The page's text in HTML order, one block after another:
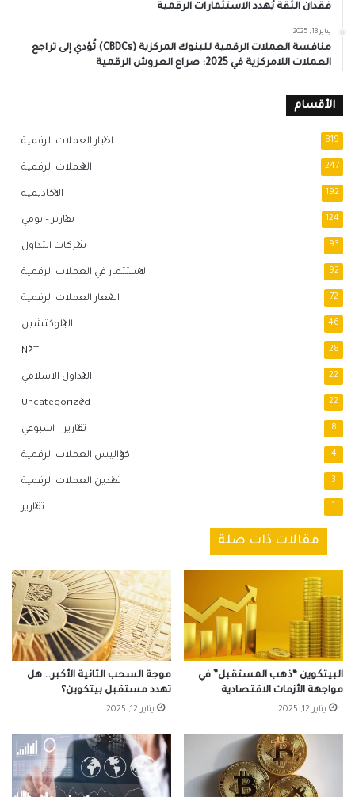
فقدان الثقة يُهدد الاستثمارات الرقمية
يناير 13, 2025
منافسة العملات الرقمية للبنوك المركزية (CBDCs) تُؤدي إلى تراجع
العملات اللامركزية في 2025: صراع العروش الرقمية
الأقسام
اخبار العملات الرقمية 819
العملات الرقمية 247
الاكاديمية 192
تقارير – يومي 124
شركات التداول 93
الاستثمار في العملات الرقمية 92
اسعار العملات الرقمية 72
البلوكتشين 46
NFT 28
التداول الاسلامي 22
Uncategorized 22
تقارير – اسبوعي 8
كواليس العملات الرقمية 4
تعدين العملات الرقمية 3
تقارير 1
مقالات ذات صلة
موجة السحب الثانية الأكبر.. هل
تهدد مستقبل بيتكوين؟
يناير 12, 2025
البيتكوين “ذهب المستقبل” في
مواجهة الأزمات الاقتصادية
يناير 12, 2025